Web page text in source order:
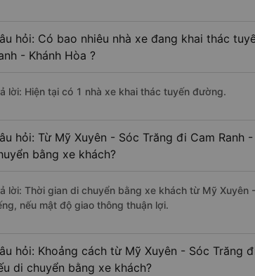
hỏi: Có bao nhiêu nhà xe đang khai thác
- Khánh Hòa ?
lời: Hiện tại có 1 nhà xe khai thác tuyến đường.
hỏi: Từ Mỹ Xuyên - Sóc Trăng đi Cam Ranh
bằng xe khách?
lời: Thời gian di chuyển bằng xe khách từ Mỹ Xuyên
nếu mật độ giao thông thuận lợi.
hỏi: Khoảng cách từ Mỹ Xuyên - Sóc Trăng
di chuyển bằng xe khách?